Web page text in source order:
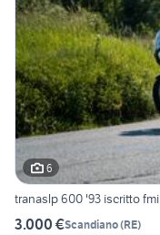
6
tranaslp 600 '93 iscritto fmi
3.000 €Scandiano(RE)